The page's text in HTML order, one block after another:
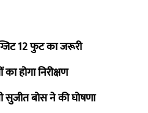
12 फुट का जरूरी
होगा निरीक्षण
सुजीत बोस ने की घोषणा